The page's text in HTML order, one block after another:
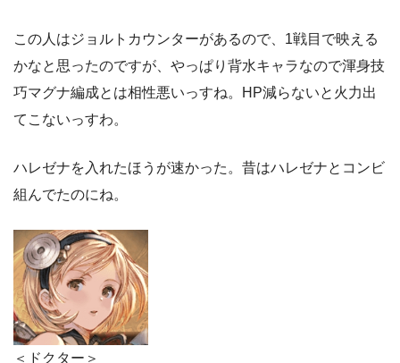
この人はジョルトカウンターがあるので、1戦目で映える
かなと思ったのですが、やっぱり背水キャラなので渾身技
巧マグナ編成とは相性悪いっすね。HP減らないと火力出
てこないっすわ。
ハレゼナを入れたほうが速かった。昔はハレゼナとコンビ
組んでたのにね。
＜ドクター＞